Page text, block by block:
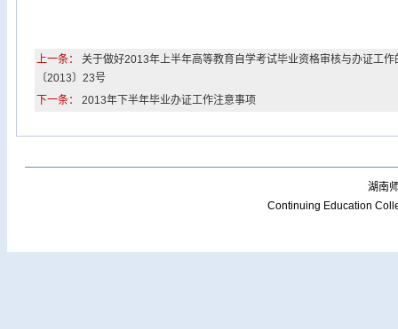
上一条： 关于做好2013年上半年高等教育自学考试毕业资格审核与办证工作
〔2013〕23号
下一条： 2013年下半年毕业办证工作注意事项
湖南
Continuing Education